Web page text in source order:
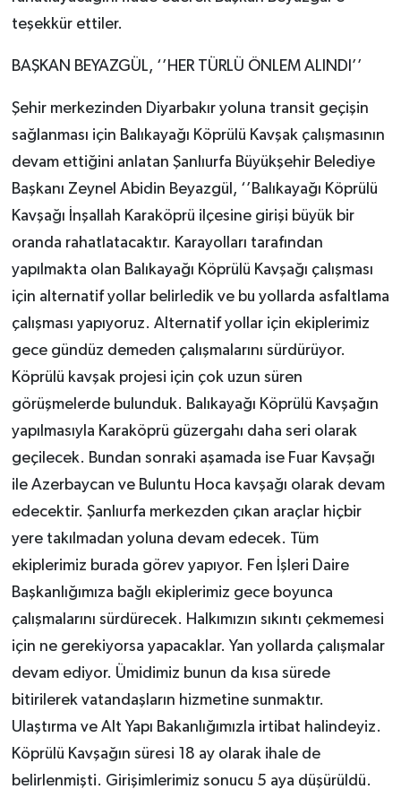
teşekkür ettiler.
BAŞKAN BEYAZGÜL, ‘’HER TÜRLÜ ÖNLEM ALINDI’’
Şehir merkezinden Diyarbakır yoluna transit geçişin
sağlanması için Balıkayağı Köprülü Kavşak çalışmasının
devam ettiğini anlatan Şanlıurfa Büyükşehir Belediye
Başkanı Zeynel Abidin Beyazgül, ‘’Balıkayağı Köprülü
Kavşağı İnşallah Karaköprü ilçesine girişi büyük bir
oranda rahatlatacaktır. Karayolları tarafından
yapılmakta olan Balıkayağı Köprülü Kavşağı çalışması
için alternatif yollar belirledik ve bu yollarda asfaltlama
çalışması yapıyoruz. Alternatif yollar için ekiplerimiz
gece gündüz demeden çalışmalarını sürdürüyor.
Köprülü kavşak projesi için çok uzun süren
görüşmelerde bulunduk. Balıkayağı Köprülü Kavşağın
yapılmasıyla Karaköprü güzergahı daha seri olarak
geçilecek. Bundan sonraki aşamada ise Fuar Kavşağı
ile Azerbaycan ve Buluntu Hoca kavşağı olarak devam
edecektir. Şanlıurfa merkezden çıkan araçlar hiçbir
yere takılmadan yoluna devam edecek. Tüm
ekiplerimiz burada görev yapıyor. Fen İşleri Daire
Başkanlığımıza bağlı ekiplerimiz gece boyunca
çalışmalarını sürdürecek. Halkımızın sıkıntı çekmemesi
için ne gerekiyorsa yapacaklar. Yan yollarda çalışmalar
devam ediyor. Ümidimiz bunun da kısa sürede
bitirilerek vatandaşların hizmetine sunmaktır.
Ulaştırma ve Alt Yapı Bakanlığımızla irtibat halindeyiz.
Köprülü Kavşağın süresi 18 ay olarak ihale de
belirlenmişti. Girişimlerimiz sonucu 5 aya düşürüldü.